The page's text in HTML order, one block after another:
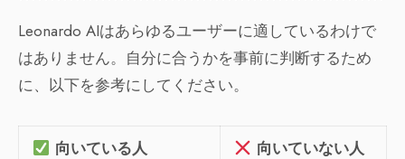
Leonardo AIはあらゆるユーザーに適しているわけで
はありません。自分に合うかを事前に判断するため
に、以下を参考にしてください。
向いている人 向いていない人